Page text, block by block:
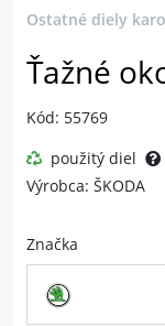
Ostatné diely
Ťažné
Kód: 55769
použitý diel
Výrobca: ŠKODA
Značka